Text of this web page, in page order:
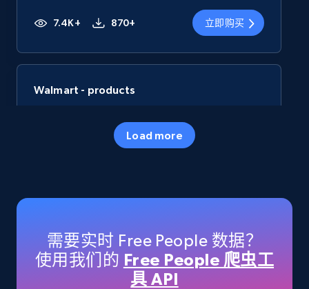
7.4K+ 870+ 立即购买
Walmart - products
Specifications, Image urls, Top reviews, and
Load more
需要实时 Free People 数据？
使用我们的 Free People 爬虫工
具 API